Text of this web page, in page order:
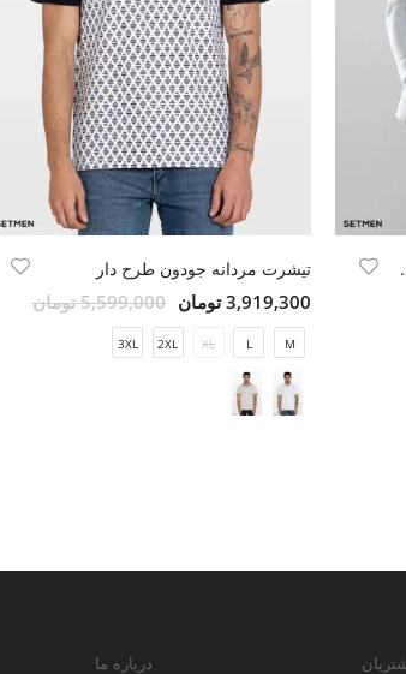
دو دکمه تیشرت مردانه جودون طرح دار
3,919,300 تومان 5,599,000 تومان
M
L
XL
2XL
3XL
درباره ما